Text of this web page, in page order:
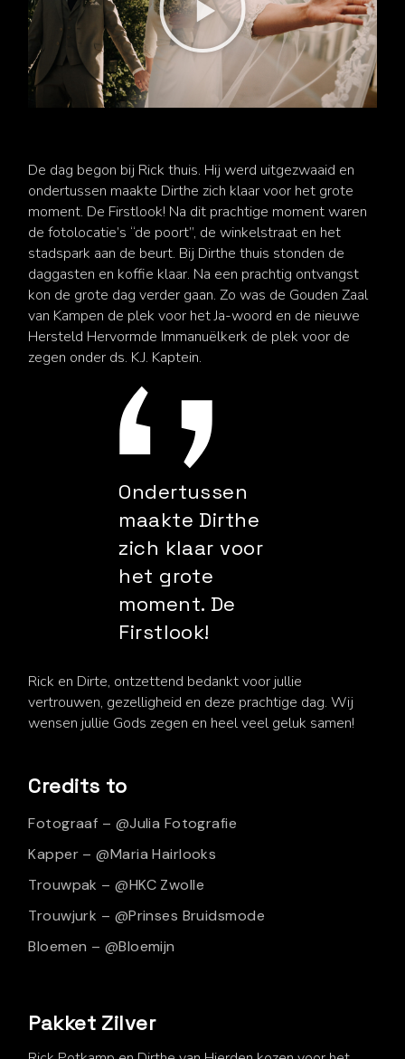
De dag begon bij Rick thuis. Hij werd uitgezwaaid en
ondertussen maakte Dirthe zich klaar voor het grote
moment. De Firstlook! Na dit prachtige moment waren
de fotolocatie’s “de poort”, de winkelstraat en het
stadspark aan de beurt. Bij Dirthe thuis stonden de
daggasten en koffie klaar. Na een prachtig ontvangst
kon de grote dag verder gaan. Zo was de Gouden Zaal
van Kampen de plek voor het Ja-woord en de nieuwe
Hersteld Hervormde Immanuëlkerk de plek voor de
zegen onder ds. K.J. Kaptein.
Ondertussen
maakte Dirthe
zich klaar voor
het grote
moment. De
Firstlook!
Rick en Dirte, ontzettend bedankt voor jullie
vertrouwen, gezelligheid en deze prachtige dag. Wij
wensen jullie Gods zegen en heel veel geluk samen!
Credits to
Fotograaf – @Julia Fotografie
Kapper – @Maria Hairlooks
Trouwpak – @HKC Zwolle
Trouwjurk – @Prinses Bruidsmode
Bloemen – @Bloemijn
Pakket Zilver